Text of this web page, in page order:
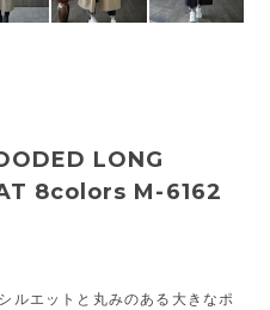
LONG
8colors M-6162
ルエットと丸みのある大きなポ